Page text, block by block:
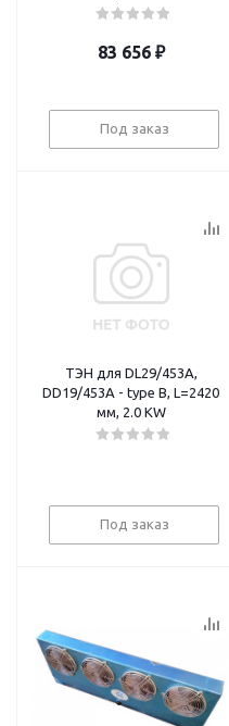
83 656₽
Под заказ
ТЭН для DL29/453A,
DD19/453A - type B, L=2420
мм, 2.0 KW
Под заказ